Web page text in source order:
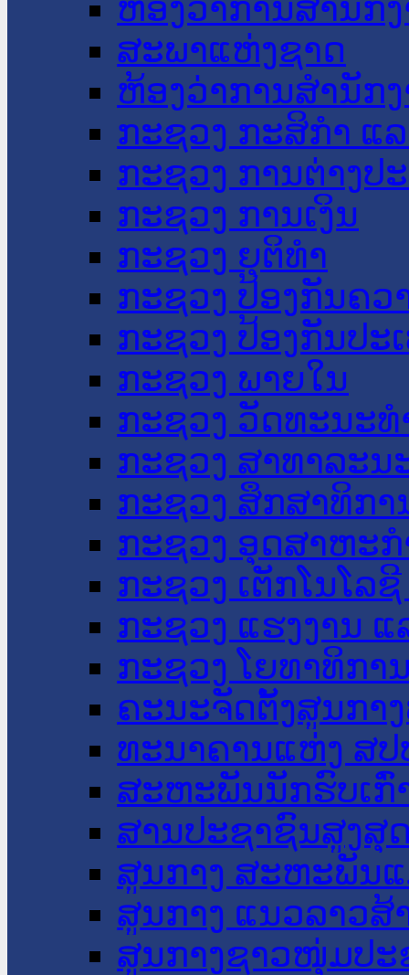
ຫ້ອງວ່າການສໍານັກ
ສະພາແຫ່ງຊາດ
ຫ້ອງວ່າການສຳນັກ
ກະຊວງ ກະສິກຳ ແ
ກະຊວງ ການຕ່າງປ
ກະຊວງ ການເງິນ
ກະຊວງ ຍຸຕິທໍາ
ກະຊວງ ປ້ອງກັນຄວ
ກະຊວງ ປ້ອງກັນປະ
ກະຊວງ ພາຍໃນ
ກະຊວງ ວັດທະນະ
ກະຊວງ ສາທາລະນ
ກະຊວງ ສຶກສາທິກາ
ກະຊວງ ອຸດສາຫະ
ກະຊວງ ເຕັກໂນໂລ
ກະຊວງ ແຮງງານ
ກະຊວງ ໂຍທາທິກາ
ຄະນະຈັດຕັ້ງສູນກາ
ທະນາຄານແຫ່ງ ສປ
ສະຫະພັນນັກຮົບເກົ່
ສານປະຊາຊົນສູງສຸ
ສູນກາງ ສະຫະພັນ
ສູນກາງ ແນວລາວສ້
ສູນກາງຊາວໜຸ່ມປະ